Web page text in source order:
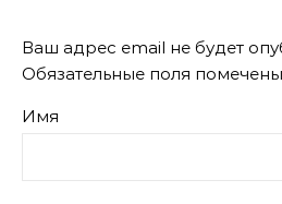
Ваш адрес email не будет
Обязательные поля помечены
Имя